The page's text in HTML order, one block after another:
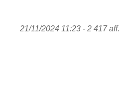
21/11/2024 11:23 - 2 417 aff.